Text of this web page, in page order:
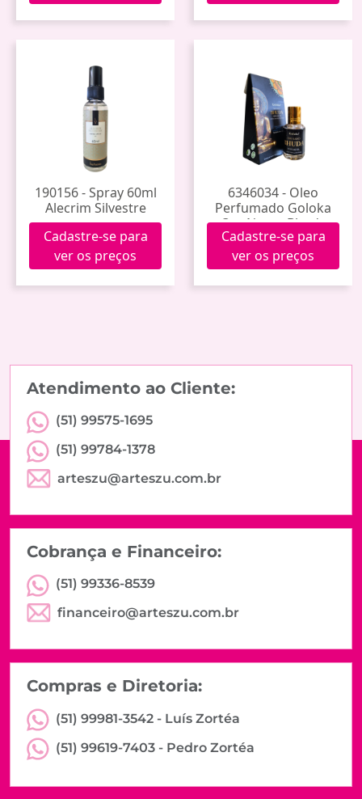
190156 - Spray 60ml
Alecrim Silvestre
Cadastre-se para
ver os preços
6346034 - Oleo
Perfumado Goloka
Om Namo Bhuda
10ml
Cadastre-se para
ver os preços
Atendimento ao Cliente:
(51) 99575-1695
(51) 99784-1378
arteszu@arteszu.com.br
Cobrança e Financeiro:
(51) 99336-8539
financeiro@arteszu.com.br
Compras e Diretoria:
(51) 99981-3542 - Luís Zortéa
(51) 99619-7403 - Pedro Zortéa